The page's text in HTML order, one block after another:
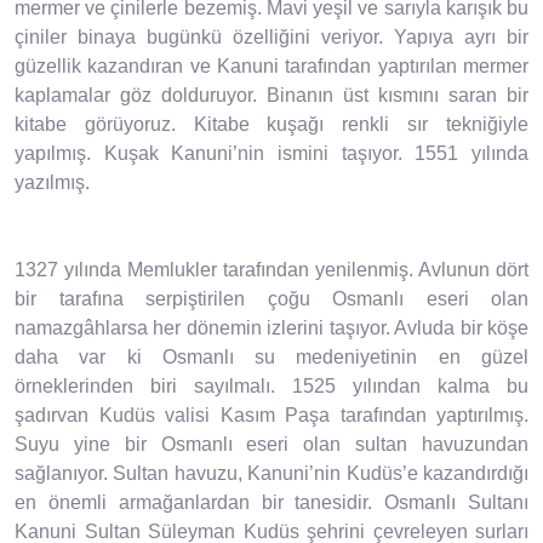
mermer ve çinilerle bezemiş. Mavi yeşil ve sarıyla karışık bu
çiniler binaya bugünkü özelliğini veriyor. Yapıya ayrı bir
güzellik kazandıran ve Kanuni tarafından yaptırılan mermer
kaplamalar göz dolduruyor. Binanın üst kısmını saran bir
kitabe görüyoruz. Kitabe kuşağı renkli sır tekniğiyle
yapılmış. Kuşak Kanuni’nin ismini taşıyor. 1551 yılında
yazılmış.
1327 yılında Memlukler tarafından yenilenmiş. Avlunun dört
bir tarafına serpiştirilen çoğu Osmanlı eseri olan
namazgâhlarsa her dönemin izlerini taşıyor. Avluda bir köşe
daha var ki Osmanlı su medeniyetinin en güzel
örneklerinden biri sayılmalı. 1525 yılından kalma bu
şadırvan Kudüs valisi Kasım Paşa tarafından yaptırılmış.
Suyu yine bir Osmanlı eseri olan sultan havuzundan
sağlanıyor. Sultan havuzu, Kanuni’nin Kudüs’e kazandırdığı
en önemli armağanlardan bir tanesidir. Osmanlı Sultanı
Kanuni Sultan Süleyman Kudüs şehrini çevreleyen surları